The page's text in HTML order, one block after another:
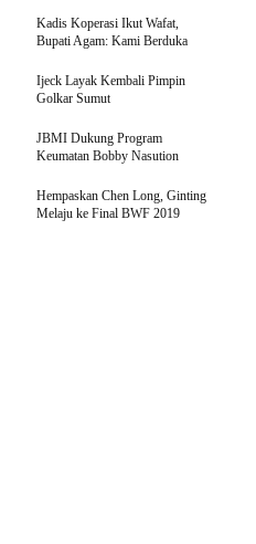
Kadis Koperasi Ikut Wafat,
Bupati Agam: Kami Berduka
Ijeck Layak Kembali Pimpin
Golkar Sumut
JBMI Dukung Program
Keumatan Bobby Nasution
Hempaskan Chen Long, Ginting
Melaju ke Final BWF 2019